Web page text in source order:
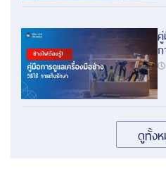
ดูทั้ง